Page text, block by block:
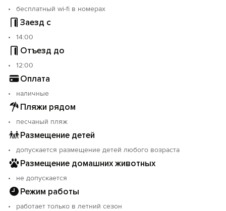
бесплатный wi-fi в номерах
Заезд с
14:00
Отъезд до
12:00
Оплата
наличные
Пляжи рядом
песчаный пляж
Размещение детей
допускается размещение детей любого возраста
Размещение домашних животных
не допускается
Режим работы
работает только в летний сезон